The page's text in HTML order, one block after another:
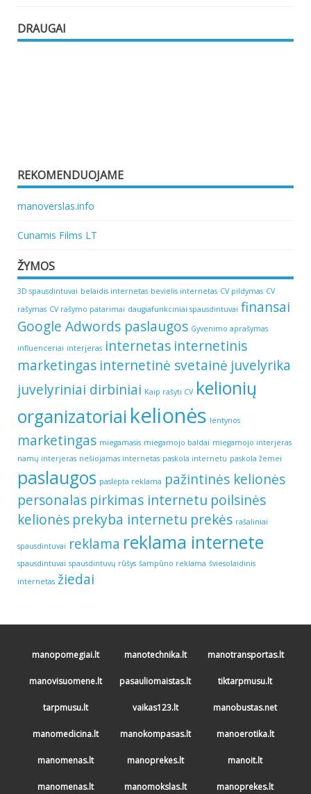
DRAUGAI
REKOMENDUOJAME
manoverslas.info
Cunamis Films LT
ŽYMOS
3D spausdintuvai belaidis internetas bevielis internetas CV pildymas CV
rašymas CV rašymo patarimai daugiafunkciniai spausdintuvai finansai
Google Adwords paslaugos Gyvenimo aprašymas
influenceriai interjeras internetas internetinis
marketingas internetinė svetainė juvelyrika
juvelyriniai dirbiniai Kaip rašyti CV kelionių
organizatoriai kelionės lentynos
marketingas miegamasis miegamojo baldai miegamojo interjeras
namų interjeras nešiojamas internetas paskola internetu paskola žemei
paslaugos paslėpta reklama pažintinės kelionės
personalas pirkimas internetu poilsinės
kelionės prekyba internetu prekės rašaliniai
spausdintuvai reklama reklama internete
spausdintuvai spausdintuvų rūšys šampūno reklama šviesolaidinis
internetas žiedai
manopomegiai.lt manotechnika.lt manotransportas.lt
manovisuomene.lt pasauliomaistas.lt tiktarpmusu.lt
tarpmusu.lt vaikas123.lt manobustas.net
manomedicina.lt manokompasas.lt manoerotika.lt
manomenas.lt manoprekes.lt manoit.lt
manomenas.lt manomokslas.lt manoprekes.lt